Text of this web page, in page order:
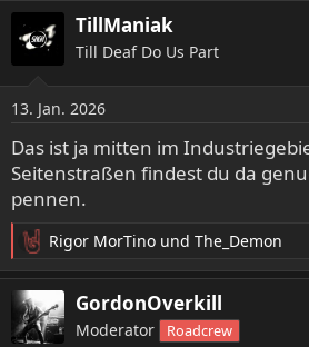
TillManiak
Till Deaf Do Us Part
13. Jan. 2026
Das ist ja mitten im
Seitenstraßen findest du da
pennen.
R
e
a
k
t
Rigor MorTino und The_Demon
GordonOverkill
Moderator Roadcrew